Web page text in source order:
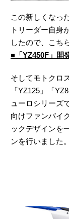
この新しくなっ
トリーダー自身
したので、こち
■「YZ450F」開
そしてモトクロ
「YZ125」「
ューロシリーズ
向けファンバイ
ックデザインを
ンを行いました。